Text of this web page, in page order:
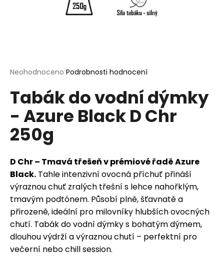
Průměrné
produktu
z
5
hvězdiček.
Neohodnoceno Podrobnosti hodnocení
Tabák do vodní dýmky
- Azure Black D Chr
250g
D Chr – Tmavá třešeň v prémiové řadě Azure
Black. Tahle intenzivní ovocná příchuť přináší
výraznou chuť zralých třešní s lehce nahořklým,
tmavým podtónem. Působí plně, šťavnatě a
přirozeně, ideální pro milovníky hlubších ovocných
chutí. Tabák do vodní dýmky s bohatým dýmem,
dlouhou výdrží a výraznou chutí – perfektní pro
večerní nebo chill session.
HLEDAT
D
o
p
o
r
u
č
u
j